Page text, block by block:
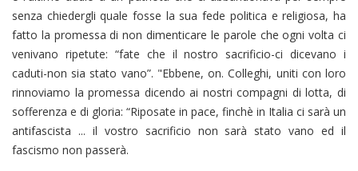
senza chiedergli quale fosse la sua fede politica e religiosa, ha
fatto la promessa di non dimenticare le parole che ogni volta ci
venivano ripetute: “fate che il nostro sacrificio-ci dicevano i
caduti-non sia stato vano”. "Ebbene, on. Colleghi, uniti con loro
rinnoviamo la promessa dicendo ai nostri compagni di lotta, di
sofferenza e di gloria: “Riposate in pace, finchè in Italia ci sarà un
antifascista ... il vostro sacrificio non sarà stato vano ed il
fascismo non passerà.